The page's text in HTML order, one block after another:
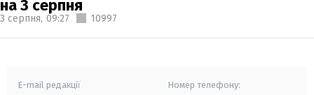
на 3 серпня
3 серпня, 09:27 10997
E-mail редакції Номер телефону: